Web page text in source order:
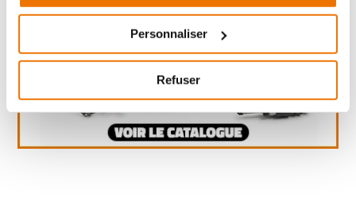
Personnaliser
Refuser